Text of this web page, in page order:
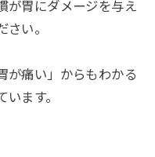
が胃にダメージを与え
い。
が痛い」からもわかる
ます。